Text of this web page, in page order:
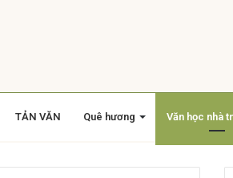
TẢN VĂN Quê hương Văn học nhà